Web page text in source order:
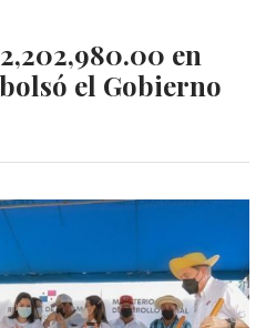
en
el Gobierno